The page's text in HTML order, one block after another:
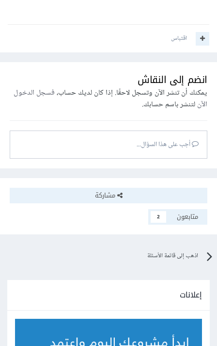
اقتباس
انضم إلى النقاش
يمكنك أن تنشر الآن وتسجل لاحقًا. إذا كان لديك حساب،فسجل الدخول
الآنلتنشر باسم حسابك.
أجب على هذا السؤال...
مشاركة
متابعون
2
اذهب إلى قائمة الأسئلة
إعلانات